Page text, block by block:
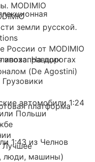
MODIMIO
земли русской.
России от MODIMIO
эпоха. На дорогах
автомобили 1:24
Польши
Лучшее
люди, машины)
(De Agostini)
платформа
1:43 из Челнов